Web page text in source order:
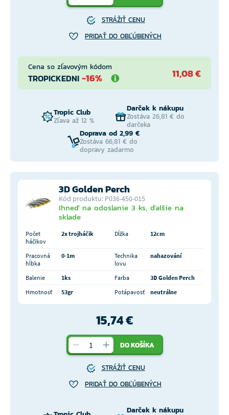
STRÁŽIŤ CENU
PRIDAŤ DO OBĽÚBENÝCH
Cena so zľavovým kódom
TROPICKEDNI -16% 11,08 €
Tropic Club
Zľava až 12 %
Darček k nákupu
Zostáva 26,81 € do
darčeka
Doprava od 2,99 €
Zostáva 66,81 € do
dopravy zadarmo
3D Golden Perch
Kód produktu: P036-450-015
Ihneď na odoslanie 3 ks, ďalšie na
sklade
Počet
háčikov
2x trojháčik Dĺžka 12cm
Pracovná
hĺbka
0-1m
Technika
lovu
nahazování
Balenie 1ks Farba
3D Golden Perch
Hmotnosť
53gr Potápavosť neutrálne
15,74 €
DO KOŠÍKA
STRÁŽIŤ CENU
PRIDAŤ DO OBĽÚBENÝCH
Darček k nákupu